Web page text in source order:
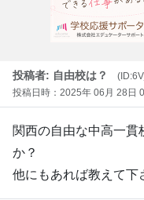
投稿者: 自由校は？
投稿日時：2025年 06月 28日
関西の自由な中高一貫
か？
他にもあれば教えて下